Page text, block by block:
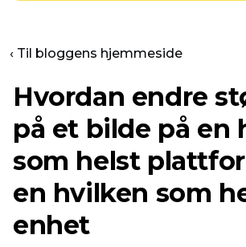
‹ Til bloggens hjemmeside
Hvordan endre
på et bilde på en
som helst
en hvilken som
enhet